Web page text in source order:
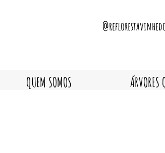
QUEM SOMOS ÁRVORES